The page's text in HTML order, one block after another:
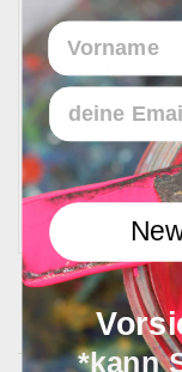
Lieferzeit
In 1 - 4
Vorname
Email
*kann